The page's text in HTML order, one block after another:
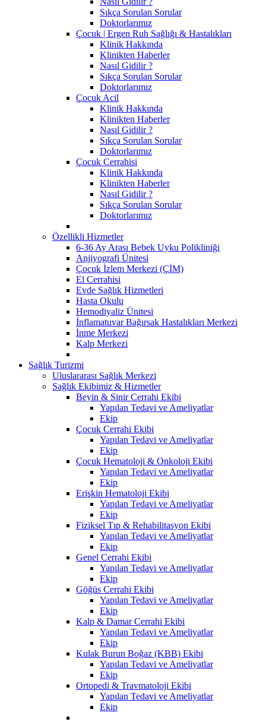
Sıkça Sorulan Sorular
Doktorlarımız
Çocuk | Ergen Ruh Sağlığı & Hastalıkları
Klinik Hakkında
Klinikten Haberler
Nasıl Gidilir ?
Sıkça Sorulan Sorular
Doktorlarımız
Çocuk Acil
Klinik Hakkında
Klinikten Haberler
Nasıl Gidilir ?
Sıkça Sorulan Sorular
Doktorlarımız
Çocuk Cerrahisi
Klinik Hakkında
Klinikten Haberler
Nasıl Gidilir ?
Sıkça Sorulan Sorular
Doktorlarımız
Özellikli Hizmetler
6-36 Ay Arası Bebek Uyku Polikliniği
Anjiyografi Ünitesi
Çocuk İzlem Merkezi (ÇİM)
El Cerrahisi
Evde Sağlık Hizmetleri
Hasta Okulu
Hemodiyaliz Ünitesi
İnflamatuvar Bağırsak Hastalıkları Merkezi
İnme Merkezi
Kalp Merkezi
Sağlık Turizmi
Uluslararası Sağlık Merkezi
Sağlık Ekibimiz & Hizmetler
Beyin & Sinir Cerrahi Ekibi
Yapılan Tedavi ve Ameliyatlar
Ekip
Çocuk Cerrahi Ekibi
Yapılan Tedavi ve Ameliyatlar
Ekip
Çocuk Hematoloji & Onkoloji Ekibi
Yapılan Tedavi ve Ameliyatlar
Ekip
Erişkin Hematoloji Ekibi
Yapılan Tedavi ve Ameliyatlar
Ekip
Fiziksel Tıp & Rehabilitasyon Ekibi
Yapılan Tedavi ve Ameliyatlar
Ekip
Genel Cerrahi Ekibi
Yapılan Tedavi ve Ameliyatlar
Ekip
Göğüs Cerrahi Ekibi
Yapılan Tedavi ve Ameliyatlar
Ekip
Kalp & Damar Cerrahi Ekibi
Yapılan Tedavi ve Ameliyatlar
Ekip
Kulak Burun Boğaz (KBB) Ekibi
Yapılan Tedavi ve Ameliyatlar
Ekip
Ortopedi & Travmatoloji Ekibi
Yapılan Tedavi ve Ameliyatlar
Ekip